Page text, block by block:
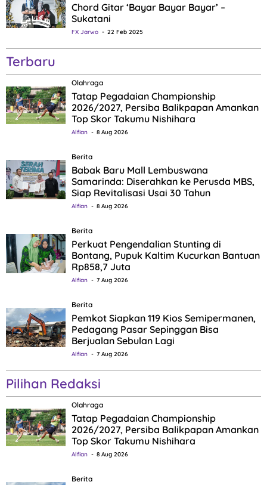
Chord Gitar ‘Bayar Bayar Bayar’ –
Sukatani
FX Jarwo 22 Feb 2025
Terbaru
Olahraga
Tatap Pegadaian Championship
2026/2027, Persiba Balikpapan Amankan
Top Skor Takumu Nishihara
Alfian 8 Aug 2026
Berita
Babak Baru Mall Lembuswana
Samarinda: Diserahkan ke Perusda MBS,
Siap Revitalisasi Usai 30 Tahun
Alfian 8 Aug 2026
Berita
Perkuat Pengendalian Stunting di
Bontang, Pupuk Kaltim Kucurkan Bantuan
Rp858,7 Juta
Alfian 7 Aug 2026
Berita
Pemkot Siapkan 119 Kios Semipermanen,
Pedagang Pasar Sepinggan Bisa
Berjualan Sebulan Lagi
Alfian 7 Aug 2026
Pilihan Redaksi
Olahraga
Tatap Pegadaian Championship
2026/2027, Persiba Balikpapan Amankan
Top Skor Takumu Nishihara
Alfian 8 Aug 2026
Berita